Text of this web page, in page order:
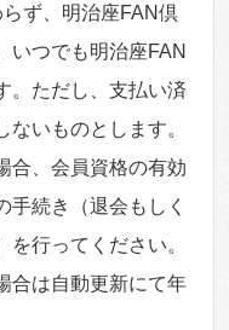
ず、明治座FAN倶
いつでも明治座FAN
。ただし、支払い済
いものとします。
合、会員資格の有効
手続き（退会もしく
行ってください。
合は自動更新にて年